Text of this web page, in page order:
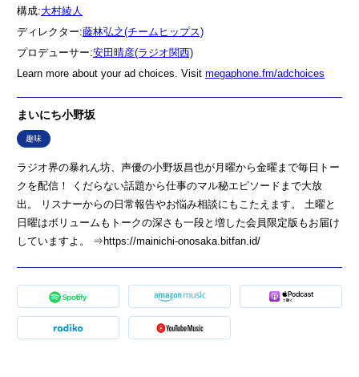
構成:⁠⁠⁠⁠⁠⁠⁠⁠⁠⁠⁠⁠⁠⁠⁠⁠⁠⁠⁠⁠⁠⁠⁠⁠⁠⁠⁠⁠⁠⁠⁠⁠⁠⁠⁠⁠⁠⁠⁠⁠⁠⁠⁠⁠⁠⁠⁠⁠⁠⁠⁠⁠⁠⁠⁠⁠⁠⁠⁠⁠⁠⁠⁠⁠⁠⁠⁠⁠⁠⁠⁠⁠⁠⁠⁠⁠⁠⁠⁠⁠⁠⁠⁠⁠⁠⁠⁠⁠⁠⁠⁠⁠⁠⁠⁠⁠⁠⁠⁠⁠⁠⁠⁠⁠⁠⁠⁠⁠⁠⁠⁠⁠⁠⁠⁠⁠⁠⁠⁠⁠⁠⁠⁠⁠⁠⁠⁠⁠⁠⁠⁠⁠⁠⁠⁠⁠⁠⁠⁠⁠⁠⁠⁠⁠⁠⁠⁠⁠⁠⁠⁠⁠⁠⁠⁠⁠⁠⁠⁠⁠⁠⁠⁠⁠⁠⁠⁠⁠⁠⁠⁠⁠⁠⁠⁠⁠⁠⁠⁠⁠⁠⁠⁠⁠⁠⁠⁠⁠⁠⁠⁠⁠⁠⁠⁠⁠⁠大村綾人⁠⁠⁠⁠⁠⁠⁠⁠⁠⁠⁠⁠⁠⁠⁠⁠⁠⁠⁠⁠⁠⁠⁠⁠⁠⁠⁠⁠⁠⁠⁠⁠⁠⁠⁠⁠⁠⁠⁠⁠⁠⁠⁠⁠⁠⁠⁠⁠⁠⁠⁠⁠⁠⁠⁠⁠⁠⁠⁠⁠⁠⁠⁠⁠⁠⁠⁠⁠⁠⁠⁠⁠⁠⁠⁠⁠⁠⁠⁠⁠⁠⁠⁠⁠⁠⁠⁠⁠⁠⁠⁠⁠⁠⁠⁠⁠⁠⁠⁠⁠⁠⁠⁠⁠⁠⁠⁠⁠⁠⁠⁠⁠⁠⁠⁠⁠⁠⁠⁠⁠⁠⁠⁠⁠⁠⁠⁠⁠⁠⁠⁠⁠⁠⁠⁠⁠⁠⁠⁠⁠⁠⁠⁠⁠⁠⁠⁠⁠⁠⁠⁠⁠⁠⁠⁠⁠⁠⁠⁠⁠⁠⁠⁠⁠⁠⁠⁠⁠⁠⁠⁠⁠⁠⁠⁠⁠⁠⁠⁠⁠⁠⁠⁠⁠⁠⁠⁠⁠⁠⁠⁠⁠⁠⁠⁠⁠⁠
ディレクター:⁠⁠⁠⁠⁠⁠⁠⁠⁠⁠⁠⁠⁠⁠⁠⁠⁠⁠⁠⁠⁠⁠⁠⁠⁠⁠⁠⁠⁠⁠⁠⁠⁠⁠⁠⁠⁠⁠⁠⁠⁠⁠⁠⁠⁠⁠⁠⁠⁠⁠⁠⁠⁠⁠⁠⁠⁠⁠⁠⁠⁠⁠⁠⁠⁠⁠⁠⁠⁠⁠⁠⁠⁠⁠⁠⁠⁠⁠⁠⁠⁠⁠⁠⁠⁠⁠⁠⁠⁠⁠⁠⁠⁠⁠⁠⁠⁠⁠⁠⁠⁠⁠⁠⁠⁠⁠⁠⁠⁠⁠⁠⁠⁠⁠⁠⁠⁠⁠⁠⁠⁠⁠⁠⁠⁠⁠⁠⁠⁠⁠⁠⁠⁠⁠⁠⁠⁠⁠⁠⁠⁠⁠⁠⁠⁠⁠⁠⁠⁠⁠⁠⁠⁠⁠⁠⁠⁠⁠⁠⁠⁠⁠⁠⁠⁠⁠⁠⁠⁠⁠⁠⁠⁠⁠⁠⁠⁠⁠⁠⁠⁠⁠⁠⁠⁠⁠⁠⁠⁠⁠⁠⁠⁠⁠⁠⁠⁠藤林弘之(チームヒップス)⁠⁠⁠⁠⁠⁠⁠⁠⁠⁠⁠⁠⁠⁠⁠⁠⁠⁠⁠⁠⁠⁠⁠⁠⁠⁠⁠⁠⁠⁠⁠⁠⁠⁠⁠⁠⁠⁠⁠⁠⁠⁠⁠⁠⁠⁠⁠⁠⁠⁠⁠⁠⁠⁠⁠⁠⁠⁠⁠⁠⁠⁠⁠⁠⁠⁠⁠⁠⁠⁠⁠⁠⁠⁠⁠⁠⁠⁠⁠⁠⁠⁠⁠⁠⁠⁠⁠⁠⁠⁠⁠⁠⁠⁠⁠⁠⁠⁠⁠⁠⁠⁠⁠⁠⁠⁠⁠⁠⁠⁠⁠⁠⁠⁠⁠⁠⁠⁠⁠⁠⁠⁠⁠⁠⁠⁠⁠⁠⁠⁠⁠⁠⁠⁠⁠⁠⁠⁠⁠⁠⁠⁠⁠⁠⁠⁠⁠⁠⁠⁠⁠⁠⁠⁠⁠⁠⁠⁠⁠⁠⁠⁠⁠⁠⁠⁠⁠⁠⁠⁠⁠⁠⁠⁠⁠⁠⁠⁠⁠⁠⁠⁠⁠⁠⁠⁠⁠⁠⁠⁠⁠⁠⁠⁠⁠⁠⁠
プロデューサー:⁠⁠⁠⁠⁠⁠⁠⁠⁠⁠⁠⁠⁠⁠⁠⁠⁠⁠⁠⁠⁠⁠⁠⁠⁠⁠⁠⁠⁠⁠⁠⁠⁠⁠⁠⁠⁠⁠⁠⁠⁠⁠⁠⁠⁠⁠⁠⁠⁠⁠⁠⁠⁠⁠⁠⁠⁠⁠⁠⁠⁠⁠⁠⁠⁠⁠⁠⁠⁠⁠⁠⁠⁠⁠⁠⁠⁠⁠⁠⁠⁠⁠⁠⁠⁠⁠⁠⁠⁠⁠⁠⁠⁠⁠⁠⁠⁠⁠⁠⁠⁠⁠⁠⁠⁠⁠⁠⁠⁠⁠⁠⁠⁠⁠⁠⁠⁠⁠⁠⁠⁠⁠⁠⁠⁠⁠⁠⁠⁠⁠⁠⁠⁠⁠⁠⁠⁠⁠⁠⁠⁠⁠⁠⁠⁠⁠⁠⁠⁠⁠⁠⁠⁠⁠⁠⁠⁠⁠⁠⁠⁠⁠⁠⁠⁠⁠⁠⁠⁠⁠⁠⁠⁠⁠⁠⁠⁠⁠⁠⁠⁠⁠⁠⁠⁠⁠⁠⁠⁠⁠⁠⁠⁠⁠⁠⁠⁠安田晴彦(ラジオ関西)⁠⁠⁠⁠⁠⁠⁠⁠⁠⁠⁠⁠⁠⁠⁠⁠⁠⁠⁠⁠⁠⁠⁠⁠⁠⁠⁠⁠⁠⁠⁠⁠⁠⁠⁠⁠⁠⁠⁠⁠⁠⁠⁠⁠⁠⁠⁠⁠⁠⁠⁠⁠⁠⁠⁠⁠⁠⁠⁠⁠⁠⁠⁠⁠⁠⁠⁠⁠⁠⁠⁠
Learn more about your ad choices. Visit megaphone.fm/adchoices
まいにち小野坂
趣味
ラジオ界の暴れん坊、声優の小野坂昌也が月曜から金曜まで毎日トー
クを配信！ くだらない話題から仕事のマル秘エピソードまで大放
出。 リスナーからの日常報告やお悩み相談にもこたえます。 土曜と
日曜はボリュームもトークの深さも一段と増した会員限定版もお届け
していますよ。 ⇒https://mainichi-onosaka.bitfan.id/